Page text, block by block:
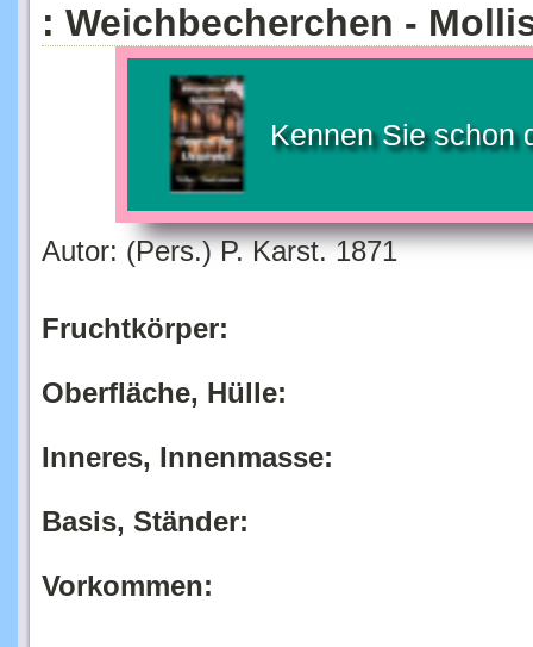
: Weichbecherchen -
Kennen Sie schon
Autor: (Pers.) P. Karst. 1871
Fruchtkörper:
Oberfläche, Hülle:
Inneres, Innenmasse:
Basis, Ständer:
Vorkommen: